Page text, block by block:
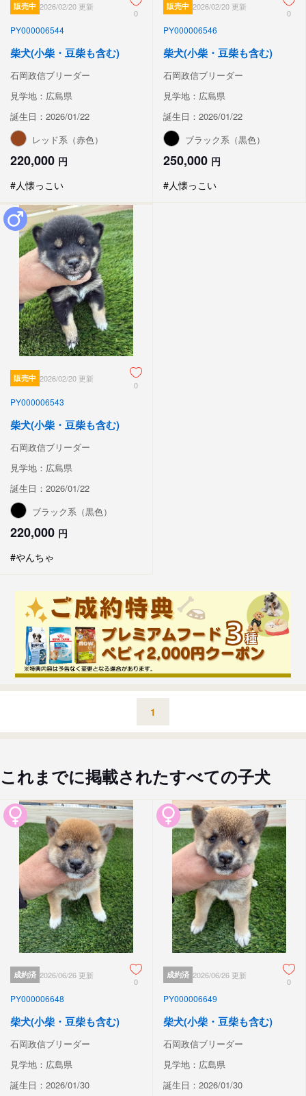
販売中 2026/02/20 更新
0
PY000006544
柴犬(小柴・豆柴も含む)
石岡政信ブリーダー
見学地：広島県
誕生日：2026/01/22
レッド系（赤色）
220,000 円
#人懐っこい
販売中 2026/02/20 更新
0
PY000006546
柴犬(小柴・豆柴も含む)
石岡政信ブリーダー
見学地：広島県
誕生日：2026/01/22
ブラック系（黒色）
250,000 円
#人懐っこい
販売中 2026/02/20 更新
0
PY000006543
柴犬(小柴・豆柴も含む)
石岡政信ブリーダー
見学地：広島県
誕生日：2026/01/22
ブラック系（黒色）
220,000 円
#やんちゃ
1
これまでに掲載されたすべての子犬
成約済 2026/06/26 更新
0
PY000006648
柴犬(小柴・豆柴も含む)
石岡政信ブリーダー
見学地：広島県
誕生日：2026/01/30
成約済 2026/06/26 更新
0
PY000006649
柴犬(小柴・豆柴も含む)
石岡政信ブリーダー
見学地：広島県
誕生日：2026/01/30